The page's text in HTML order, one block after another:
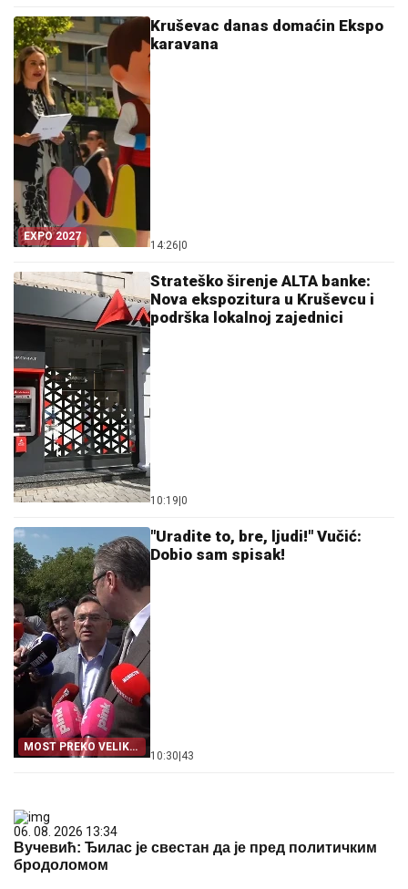
EXPO 2027
Kruševac danas domaćin Ekspo
karavana
14:26 0
Strateško širenje ALTA banke:
Nova ekspozitura u Kruševcu i
podrška lokalnoj zajednici
10:19 0
MOST PREKO VELIKE
MORAVE
"Uradite to, bre, ljudi!" Vučić:
Dobio sam spisak!
10:30 43
06. 08. 2026 13:34
Вучевић: Ђилас је свестан да је пред политичким
бродоломом